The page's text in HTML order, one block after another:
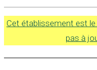
Cet établissement est
pas à